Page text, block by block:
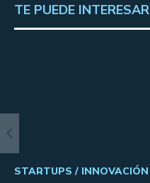
TE PUEDE INTERESAR
STARTUPS / INNOVACIÓN